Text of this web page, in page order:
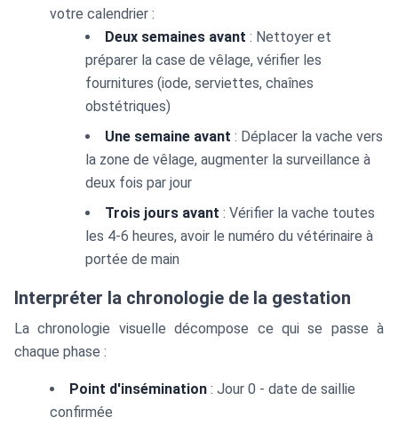
votre calendrier :
Deux semaines avant : Nettoyer et
préparer la case de vêlage, vérifier les
fournitures (iode, serviettes, chaînes
obstétriques)
Une semaine avant : Déplacer la vache vers
la zone de vêlage, augmenter la surveillance à
deux fois par jour
Trois jours avant : Vérifier la vache toutes
les 4-6 heures, avoir le numéro du vétérinaire à
portée de main
Interpréter la chronologie de la gestation
La chronologie visuelle décompose ce qui se passe à
chaque phase :
Point d'insémination : Jour 0 - date de saillie
confirmée